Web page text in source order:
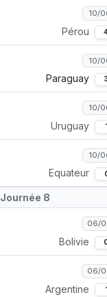
10/
Pérou
10/
Paraguay
10/
Uruguay
10/
Equateur
Journée 8
06/
Bolivie
06/
Argentine